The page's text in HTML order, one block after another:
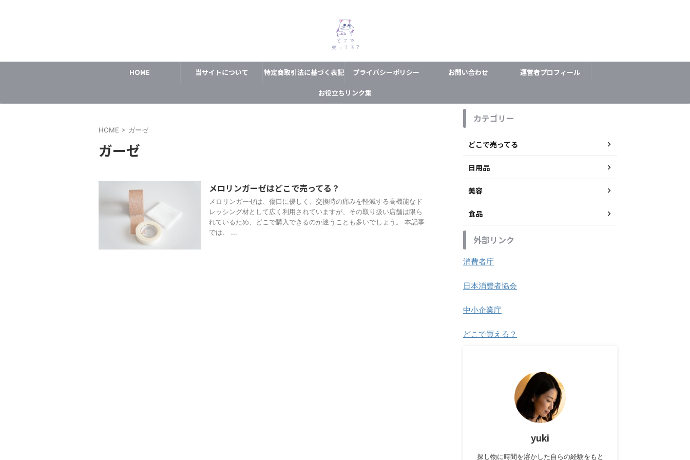
HOME 当サイトについて 特定商取引法に基づく表記 プライバシーポリシー お問い合わせ 運営者プロフィール
お役立ちリンク集
HOME > ガーゼ
ガーゼ
メロリンガーゼはどこで売ってる？
メロリンガーゼは、傷口に優しく、交換時の痛みを軽減する高機能なド
レッシング材として広く利用されていますが、その取り扱い店舗は限ら
れているため、どこで購入できるのか迷うことも多いでしょう。 本記事
では、 ...
カテゴリー
どこで売ってる
日用品
美容
食品
外部リンク
消費者庁
日本消費者協会
中小企業庁
どこで買える？
yuki
探し物に時間を溶かした自らの経験をもと